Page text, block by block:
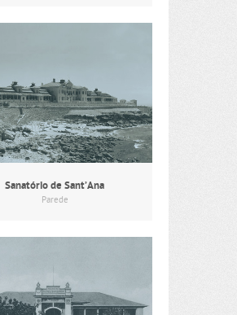
Sanatório de Sant’Ana
Parede